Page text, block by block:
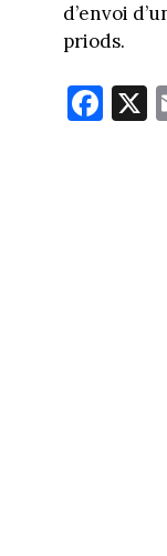
d’envoi
priods.
Fa
ce
X